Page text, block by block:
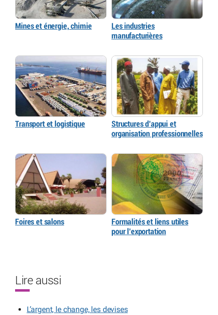
Mines et énergie, chimie
Les industries
manufacturières
Transport et logistique
Structures d’appui et
organisation professionnelles
Foires et salons
Formalités et liens utiles
pour l’exportation
Lire aussi
L’argent, le change, les devises